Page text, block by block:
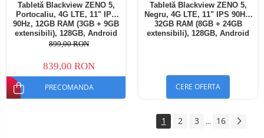
Tabletă Blackview ZENO 5,
Portocaliu, 4G LTE, 11" IPS
90Hz, 12GB RAM (3GB + 9GB
extensibili), 128GB, Android
16, Unisoc T7250, 8300mAh,
SIM
899,00 RON
839,00 RON
PRECOMANDA
Tabletă Blackview ZENO 5,
Negru, 4G LTE, 11" IPS 90Hz,
32GB RAM (8GB + 24GB
extensibili), 128GB, Android
CERE OFERTA
1 2 3 ... 16